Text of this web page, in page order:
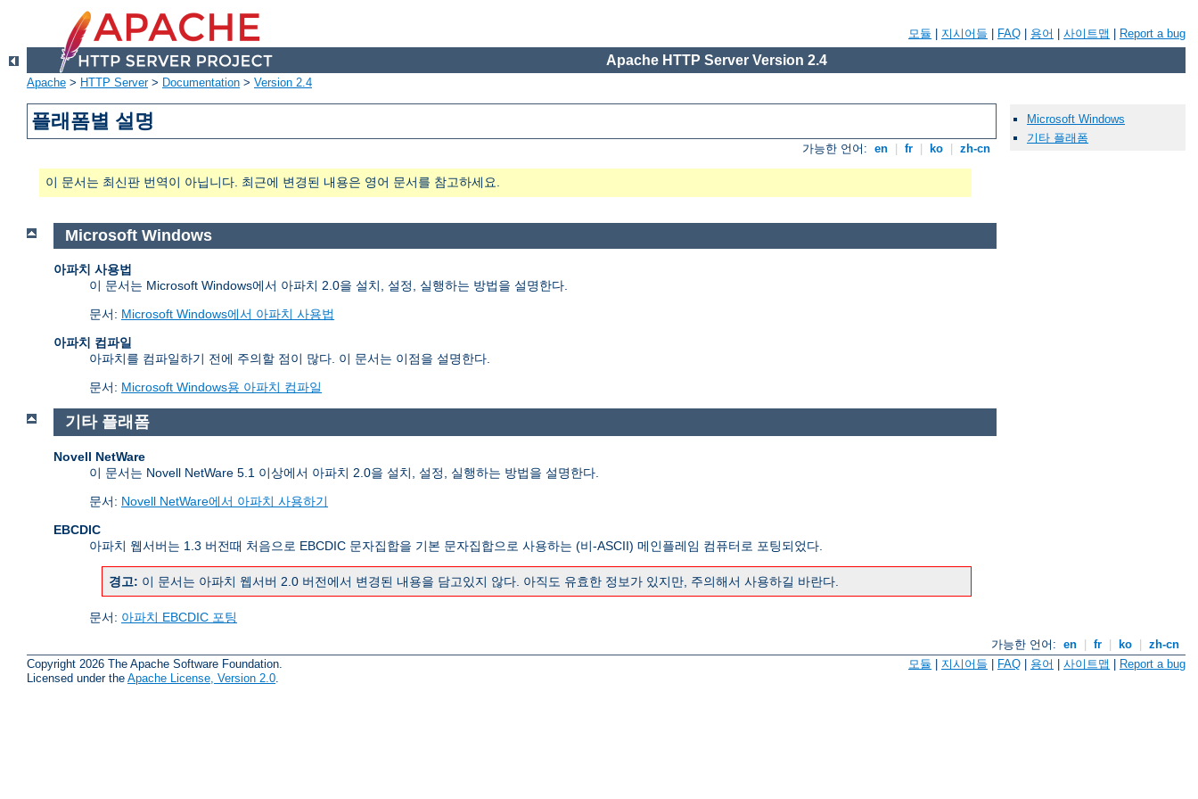
모듈 지시어들 FAQ 용어 사이트맵 Report a bug
Apache HTTP Server Version 2.4
Apache > HTTP Server> Documentation > Version 2.4
플래폼별 설명
가능한 언어: en fr ko zh-cn
이 문서는 최신판 번역이 아닙니다. 최근에 변경된 내용은 영어 문서를 참고하세요.
Microsoft Windows
아파치 사용법
이 문서는 Microsoft Windows에서 아파치 2.0을 설치, 설정, 실행하는 방법을 설명한다.
문서: Microsoft Windows에서 아파치 사용법
아파치 컴파일
아파치를 컴파일하기 전에 주의할 점이 많다. 이 문서는 이점을 설명한다.
문서: Microsoft Windows용 아파치 컴파일
기타 플래폼
Novell NetWare
이 문서는 Novell NetWare 5.1 이상에서 아파치 2.0을 설치, 설정, 실행하는 방법을 설명한다.
문서: Novell NetWare에서 아파치 사용하기
EBCDIC
아파치 웹서버는 1.3 버전때 처음으로 EBCDIC 문자집합을 기본 문자집합으로 사용하는 (비-ASCII) 메인플레임 컴퓨터로 포팅되었다.
경고: 이 문서는 아파치 웹서버 2.0 버전에서 변경된 내용을 담고있지 않다. 아직도 유효한 정보가 있지만, 주의해서 사용하길 바란다.
문서: 아파치 EBCDIC 포팅
가능한 언어: en fr ko
zh-cn
Copyright 2026 The Apache Software Foundation.
Licensed under the Apache License, Version 2.0.
모듈 지시어들 FAQ 용어 사이트맵 Report a bug
Microsoft Windows
기타 플래폼